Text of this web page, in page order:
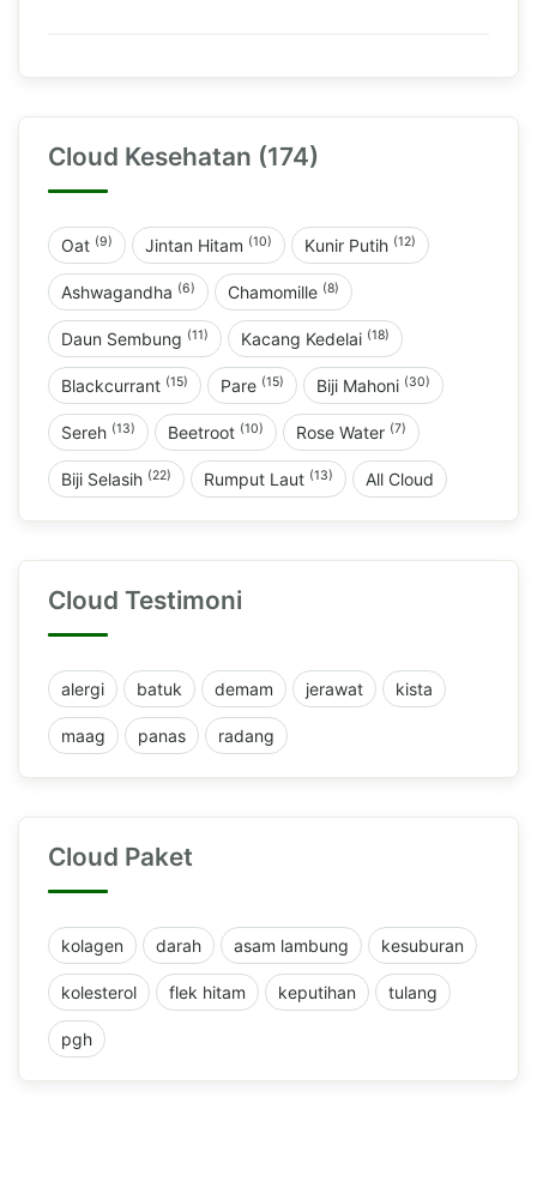
Cloud Kesehatan (174)
Oat (9) Jintan Hitam (10) Kunir Putih (12)
Ashwagandha (6) Chamomille (8)
Daun Sembung (11) Kacang Kedelai (18)
Blackcurrant (15) Pare (15) Biji Mahoni (30)
Sereh (13) Beetroot (10) Rose Water (7)
Biji Selasih (22) Rumput Laut (13) All Cloud
Cloud Testimoni
alergi batuk demam jerawat kista
maag panas radang
Cloud Paket
kolagen darah asam lambung kesuburan
kolesterol flek hitam keputihan tulang
pgh